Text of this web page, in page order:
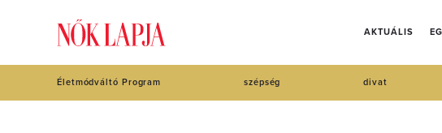
AKTUÁLIS
Életmódváltó Program szépség divat